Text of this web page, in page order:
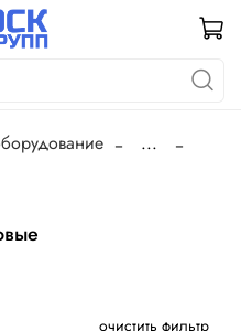
...
очистить фильтр